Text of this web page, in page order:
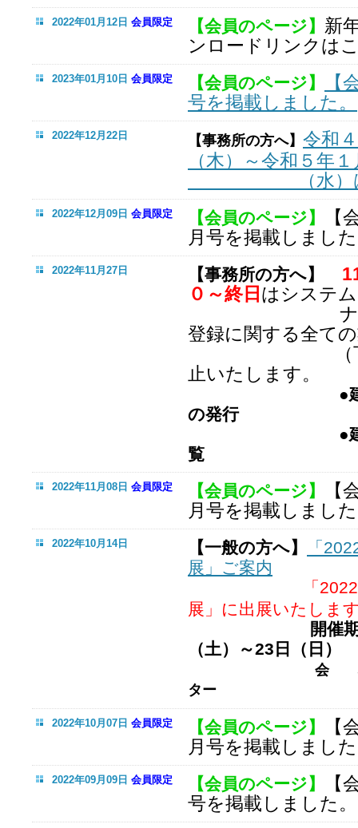
2022年01月12日 会員限定 【会員のページ】 新
ンロードリンクは
2023年01月10日 会員限定 【会員のページ】
【
号を掲載しました。
2022年12月22日 【事務所の方へ】 令和
（木）～令和５年
（水）は閉
2022年12月09日 会員限定 【会員のページ】
【
月号を掲載しまし
2022年11月27日 【事務所の方へ】
０～終日 はシステ
ナンスの
登録に関する全て
（下記業
止いたします。
●建築士事
の発行
●建築士事
覧
2022年11月08日 会員限定 【会員のページ】
【
月号を掲載しまし
2022年10月14日 【一般の方へ】
「
展」ご案内
「
展」に出展いたしま
開催
（土）～23日（日）
会 場：
ター
2022年10月07日 会員限定 【会員のページ】
【
月号を掲載しまし
2022年09月09日 会員限定 【会員のページ】
【
号を掲載しました。